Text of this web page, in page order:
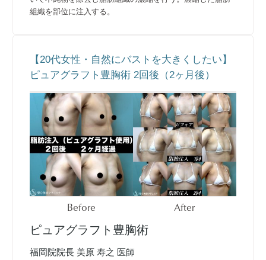
組織を部位に注入する。
【20代女性・自然にバストを大きくしたい】
ピュアグラフト豊胸術 2回後（2ヶ月後）
Before After
ピュアグラフト豊胸術
福岡院院長 美原 寿之 医師